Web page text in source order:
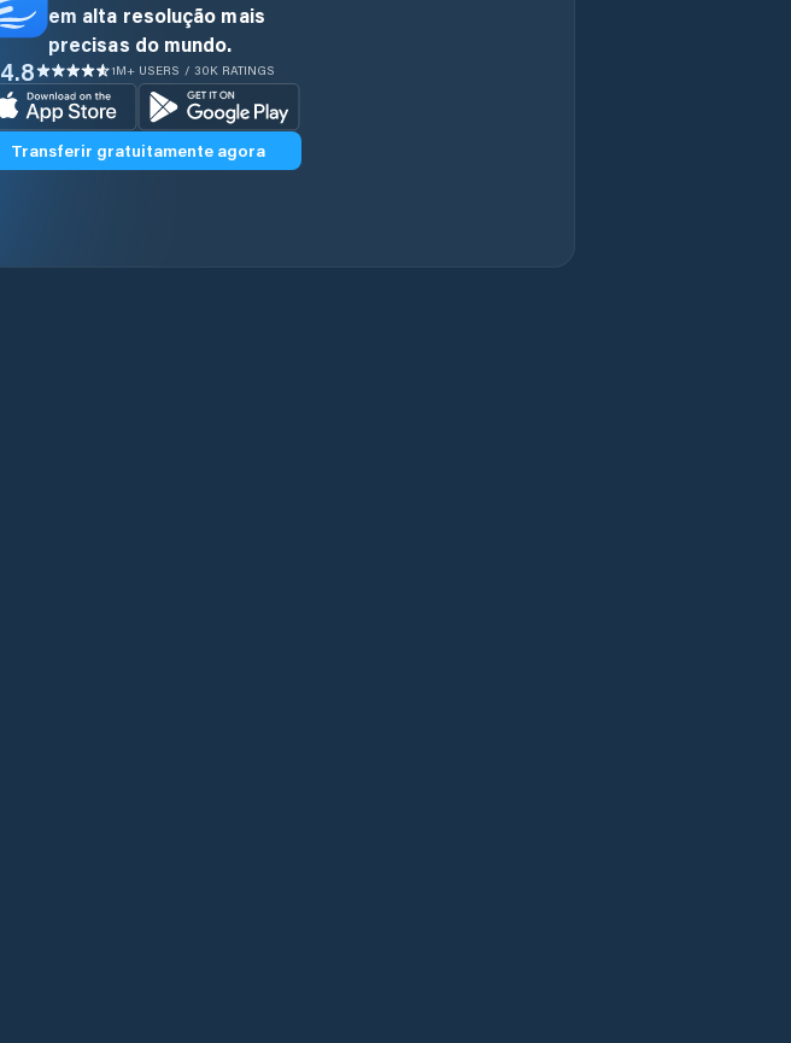
em alta resolução mais
precisas do mundo.
4.8 1M+ USERS / 30K RATINGS
Transferir gratuitamente agora